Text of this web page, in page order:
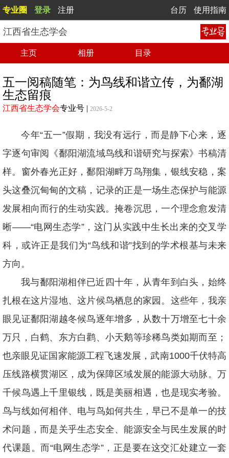
专业圈 登录 注册 台历 使用指南
江西省生态学会
主页 相册 目录
五一阅稿随笔：为鸟线和谐立传，为鄱湖
生态留痕
江西省生态学会专业号 | 2026-5-2
今年“五一”假期，我没有远行，而是静下心来，逐
字逐句审阅《鄱阳湖流域鸟线和谐研究与探索》书稿清
样。窗外春光正好，鄱阳湖畔万鸟翔集，银线安稳，案
头这叠沉甸甸的文稿，记录的正是一场生态保护与能源
发展相向而行的生动实践。掩卷沉思，一个理念愈发清
晰——“电网生态学”，这门从实践中生长出来的交叉学
科，或许正是我们为“鸟线和谐”找到的学术根基与未来
方向。
我与鄱阳湖相伴已近四十年，从青年到白头，始终
扎根在这片湿地、这片候鸟栖息的家园。这些年，我亲
眼见证鄱阳湖越冬候鸟逐年增多，从数十万增至七十余
万只，白鹤、东方白鹳、小天鹅等珍稀鸟类如期而至；
也亲眼见证国家能源工程飞速发展，武南1000千伏特高
压线路横贯湖区，成为保障区域发展的能源大动脉。万
千候鸟遇上千里银线，既是美丽相遇，也是现实考验。
鸟与线如何相伴、电与鸟如何共生，早已不是单一的技
术问题，而是关乎生态安全、能源安全与民生发展的时
代课题。而“电网生态学”，正是要在这交汇处建立一套